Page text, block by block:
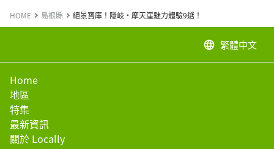
HOME 島根縣 絕景寶庫！隱岐・摩天崖魅力體驗9選！
language 繁體中文
Home
地區
特集
最新資訊
關於 Locally